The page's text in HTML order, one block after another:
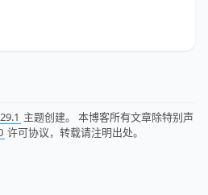
主题创建。 本博客所有文章除特别声
许可协议，转载请注明出处。